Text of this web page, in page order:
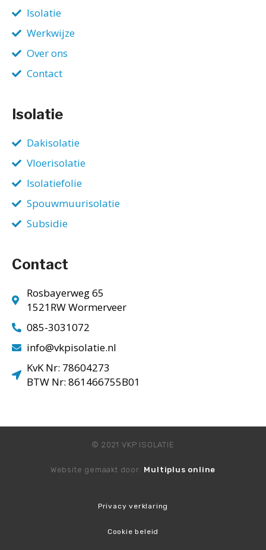
Isolatie
Werkwijze
Over ons
Contact
Isolatie
Dakisolatie
Vloerisolatie
Isolatiefolie
Spouwmuurisolatie
Subsidie
Contact
Rosbayerweg 65
1521RW Wormerveer
085-3031072
info@vkpisolatie.nl
KvK Nr: 78604273
BTW Nr: 861466755B01
© 2021 VKP ISOLATIE
Website gemaakt door: Multiplus online
Privacy verklaring
Cookie beleid